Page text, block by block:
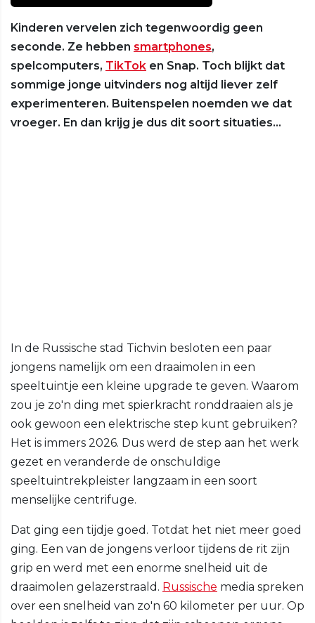
Kinderen vervelen zich tegenwoordig geen
seconde. Ze hebben smartphones,
spelcomputers, TikTok en Snap. Toch blijkt dat
sommige jonge uitvinders nog altijd liever zelf
experimenteren. Buitenspelen noemden we dat
vroeger. En dan krijg je dus dit soort situaties…
In de Russische stad Tichvin besloten een paar
jongens namelijk om een draaimolen in een
speeltuintje een kleine upgrade te geven. Waarom
zou je zo'n ding met spierkracht ronddraaien als je
ook gewoon een elektrische step kunt gebruiken?
Het is immers 2026. Dus werd de step aan het werk
gezet en veranderde de onschuldige
speeltuintrekpleister langzaam in een soort
menselijke centrifuge.
Dat ging een tijdje goed. Totdat het niet meer goed
ging. Een van de jongens verloor tijdens de rit zijn
grip en werd met een enorme snelheid uit de
draaimolen gelazerstraald. Russische media spreken
over een snelheid van zo'n 60 kilometer per uur. Op